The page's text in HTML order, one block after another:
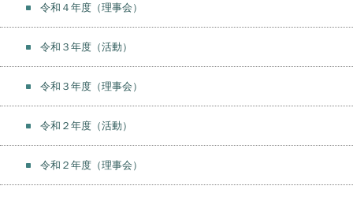
令和４年度（理事会）
令和３年度（活動）
令和３年度（理事会）
令和２年度（活動）
令和２年度（理事会）